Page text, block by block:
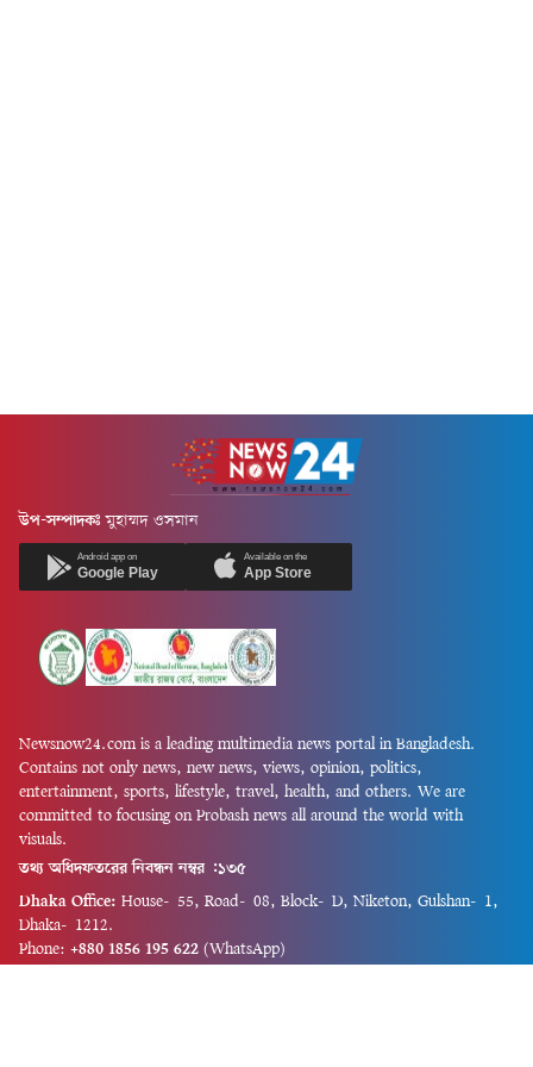
উপ-সম্পাদকঃ মুহাম্মদ ওসমান
Android app on
Google Play
Available on the
App Store
Newsnow24.com is a leading multimedia news portal in Bangladesh.
Contains not only news, new news, views, opinion, politics,
entertainment, sports, lifestyle, travel, health, and others. We are
committed to focusing on Probash news all around the world with
visuals.
তথ্য অধিদফতরের নিবন্ধন নম্বর :১৩৫
Dhaka Office: House-55, Road-08, Block-D, Niketon, Gulshan-1,
Dhaka-1212.
Phone: +880 1856 195 622 (WhatsApp)